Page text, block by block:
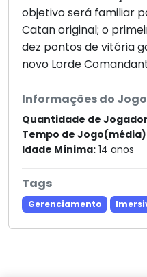
objetivo será familiar
Catan original; o
dez pontos de vitória
novo Lorde
Informações do Jogo
Quantidade de
Tempo de
Idade Mínima: 14 anos
Tags
Gerenciamento